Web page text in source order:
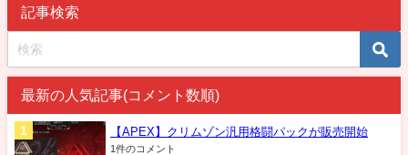
記事検索
最新の人気記事(コメント数順)
【APEX】クリムゾン汎用格闘パックが販売開始
1件のコメント